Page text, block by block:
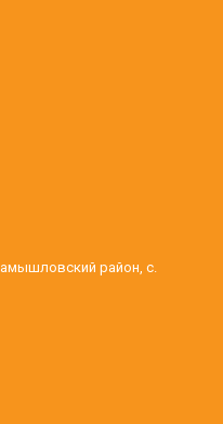
район, с.